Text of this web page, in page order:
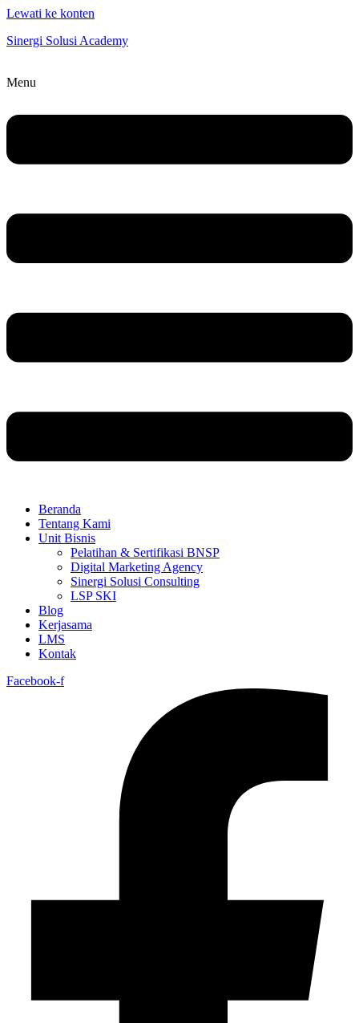
Lewati ke konten
Sinergi Solusi Academy
Menu
Beranda
Tentang Kami
Unit Bisnis
Pelatihan & Sertifikasi BNSP
Digital Marketing Agency
Sinergi Solusi Consulting
LSP SKI
Blog
Kerjasama
LMS
Kontak
Facebook-f